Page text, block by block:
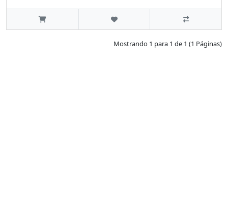
Mostrando 1 para 1 de 1 (1 Páginas)